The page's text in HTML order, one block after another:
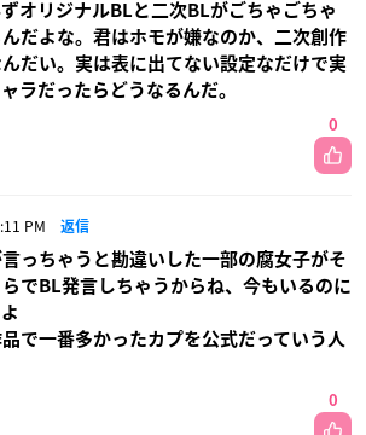
オリジナルBLと二次BLがごちゃごちゃ
だよな。君はホモが嫌なのか、二次創作
だい。実は表に出てない設定なだけで実
ラだったらどうなるんだ。
0
PM 返信
っちゃうと勘違いした一部の腐女子がそ
でBL発言しちゃうからね、今もいるのに
で一番多かったカプを公式だっていう人
0